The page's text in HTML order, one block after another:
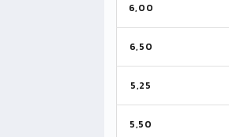
6,00
6,50
5,25
5,50